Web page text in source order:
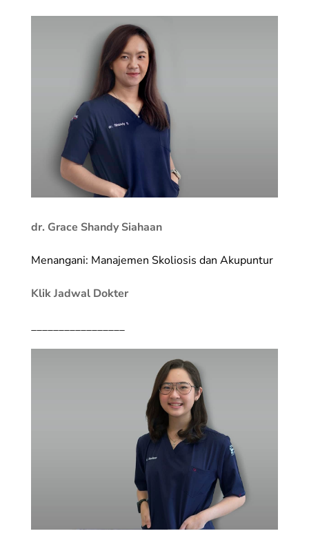
dr. Grace Shandy Siahaan
Menangani: Manajemen Skoliosis dan Akupuntur
Klik Jadwal Dokter
_________________